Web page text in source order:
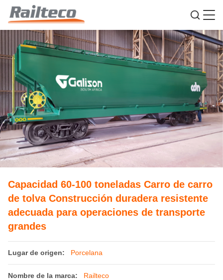
Capacidad 60-100 toneladas Carro de carro
de tolva Construcción duradera resistente
adecuada para operaciones de transporte
grandes
Lugar de origen: Porcelana
Nombre de la marca: Railteco